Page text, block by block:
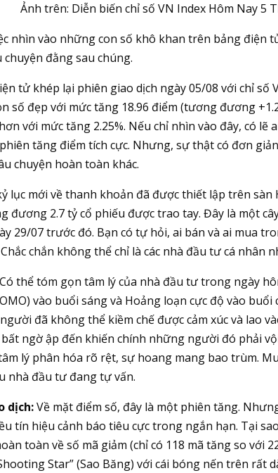
Ảnh trên: Diễn biến chỉ số VN Index Hôm Nay 5
nhìn vào những con số khô khan trên bảng điện
chuyện đằng sau chúng.
tử khép lại phiên giao dịch ngày 05/08 với chỉ số
số đẹp với mức tăng 18.96 điểm (tương đương
với mức tăng 2.25%. Nếu chỉ nhìn vào đây, có lẽ
tăng điểm tích cực. Nhưng, sự thật có đơn
chuyện hoàn toàn khác.
lục mới về thanh khoản đã được thiết lập trên sàn
đương 2.7 tỷ cổ phiếu được trao tay. Đây là một
29/07 trước đó. Bạn có tự hỏi, ai bán và ai mua
chắn không thể chỉ là các nhà đầu tư cá nhân
Có thể tóm gọn tâm lý của nhà đầu tư trong ngày
vào buổi sáng và Hoảng loạn cực độ vào
đã không thể kiềm chế được cảm xúc và lao
ngờ ập đến khiến chính những người đó phải
lý phân hóa rõ rệt, sự hoang mang bao trùm.
nhà đầu tư đang tự vấn.
dịch:Về mặt điểm số, đây là một phiên tăng.
tín hiệu cảnh báo tiêu cực trong ngắn hạn. Tại
toàn về số mã giảm (chỉ có 118 mã tăng so với
Star” (Sao Băng) với cái bóng nến trên rất